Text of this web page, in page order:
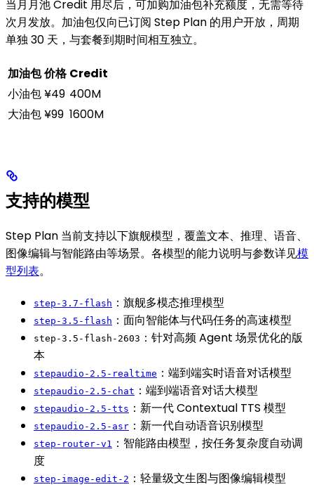
当月月池 Credit 用尽后，可加购加油包补充额度，无需等待
次月发放。加油包仅向已订阅 Step Plan 的用户开放，周期
单独 30 天，与套餐到期时间相互独立。
加油包价格 Credit
小油包¥49 400M
大油包¥99 1600M
支持的模型
Step Plan 当前支持以下旗舰模型，覆盖文本、推理、语音、
图像编辑与智能路由等场景。各模型的能力说明与参数详见模
型列表。
step-3.7-flash ：旗舰多模态推理模型
step-3.5-flash ：面向智能体与代码任务的高速模型
step-3.5-flash-2603 ：针对高频 Agent 场景优化的版
本
stepaudio-2.5-realtime ：端到端实时语音对话模型
stepaudio-2.5-chat ：端到端语音对话大模型
stepaudio-2.5-tts ：新一代 Contextual TTS 模型
stepaudio-2.5-asr ：新一代自动语音识别模型
step-router-v1
：智能路由模型，按任务复杂度自动调
度
step-image-edit-2 ：轻量级文生图与图像编辑模型